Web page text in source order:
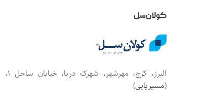
کولان‌سل
(مسیریابی)